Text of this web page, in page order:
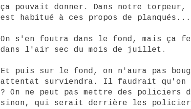
ça pouvait donner. Dans notre torpeur,
est habitué à ces propos de planqués...
On s'en foutra dans le fond, mais ça
dans l'air sec du mois de juillet.
Et puis sur le fond, on n'aura pas
attentat surviendra. Il faudrait qu'on
? On ne peut pas mettre des policiers
sinon, qui serait derrière les